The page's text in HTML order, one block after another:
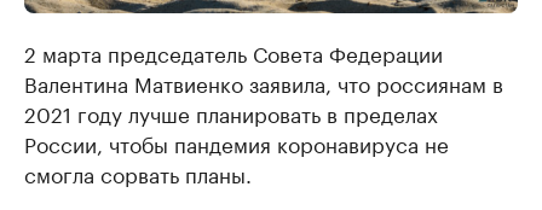
2 марта председатель Совета Федерации
Валентина Матвиенко заявила, что россиянам в
2021 году лучше планировать в пределах
России, чтобы пандемия коронавируса не
смогла сорвать планы.